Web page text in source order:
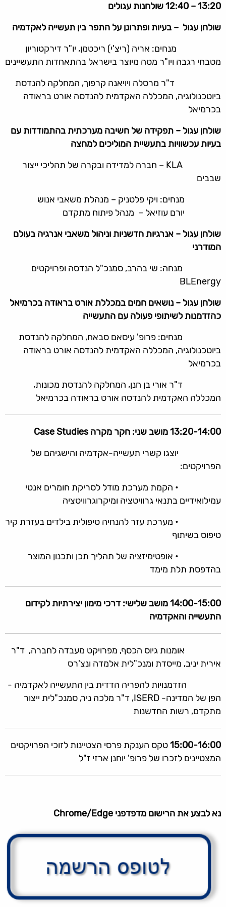
13:20 – 12:40
שולחנות עגולים
שולחן עגול – בעיות ופתרונן על התפר בין תעשייה לאקדמיה
מנחים: אריה (ריצ'י) ריכטמן, יו"ר דירקטוריון
מטבחי רגבה ויו"ר מטה מיוצר בישראל בהתאחדות התעשיינים
ד"ר מרסלה ויויאנה קרפוך, המחלקה להנדסת
ביוטכנולוגיה, המכללה האקדמית להנדסה אורט בראודה
בכרמיאל
שולחן עגול – תפקידה של חשיבה מערכתית בהתמודדות עם
בעיות עכשוויות בתעשיית המוליכים למחצה
KLA – חברה למדידה ובקרה של תהליכי ייצור
שבבים
מנחים: ויקי פלטניק – מנהלת משאבי אנוש
יורם עוזיאל – מנהל פיתוח מתקדם
שולחן עגול – אנרגיות חדשניות וניהול משאבי אנרגיה בעולם
המודרני
מנחה: שי בהרב, סמנכ"ל הנדסה ופרויקטים
BLEnergy
שולחן עגול – נושאים חמים במכללת אורט בראודה בכרמיאל
כהזדמנות לשיתופי פעולה עם התעשייה
מנחים: פרופ' עיסאם סבאח, המחלקה להנדסת
ביוטכנולוגיה, המכללה האקדמית להנדסה אורט בראודה
בכרמיאל
ד"ר אורי בן חנן, המחלקה להנדסת מכונות,
המכללה האקדמית להנדסה אורט בראודה בכרמיאל
13:20-14:00מושב שני: חקר מקרה Case Studies
יוצגו קשרי תעשייה-אקדמיה והישגיהם של
הפרויקטים:
• הקמת מערכת מודל לסריקת חומרים אנטי
עמילואידיים בתנאי גרוויטציה ומיקרוגרוויטציה
• מערכת עזר להנחיה טיפולית בילדים בעזרת קיר
טיפוס בשיתוף
• אופטימיזציה של תהליך תכן ותכנון המוצר
בהדפסת תלת מימד
14:00-15:00מושב שלישי: דרכי מימון יצירתיות לקידום
התעשייה והאקדמיה
אומנות גיוס הכסף, מפרויקט מעבדה לחברה, ד"ר
אירית יניב, מייסדת ומנכ"לית אלמדה ונצ'רס
הזדמנויות להפריה הדדית בין התעשייה לאקדמיה -
הפן של המדינה- ISERD, ד"ר מלכה ניר, סמנכ"לית ייצור
מתקדם, רשות החדשנות
15:00-16:00טקס הענקת פרסי הצטיינות לזוכי הפרויקטים
המצטיינים לזכרו של פרופ' יוחנן ארזי ז"ל
נא לבצע את הרישום מדפדפני Chrome/Edge